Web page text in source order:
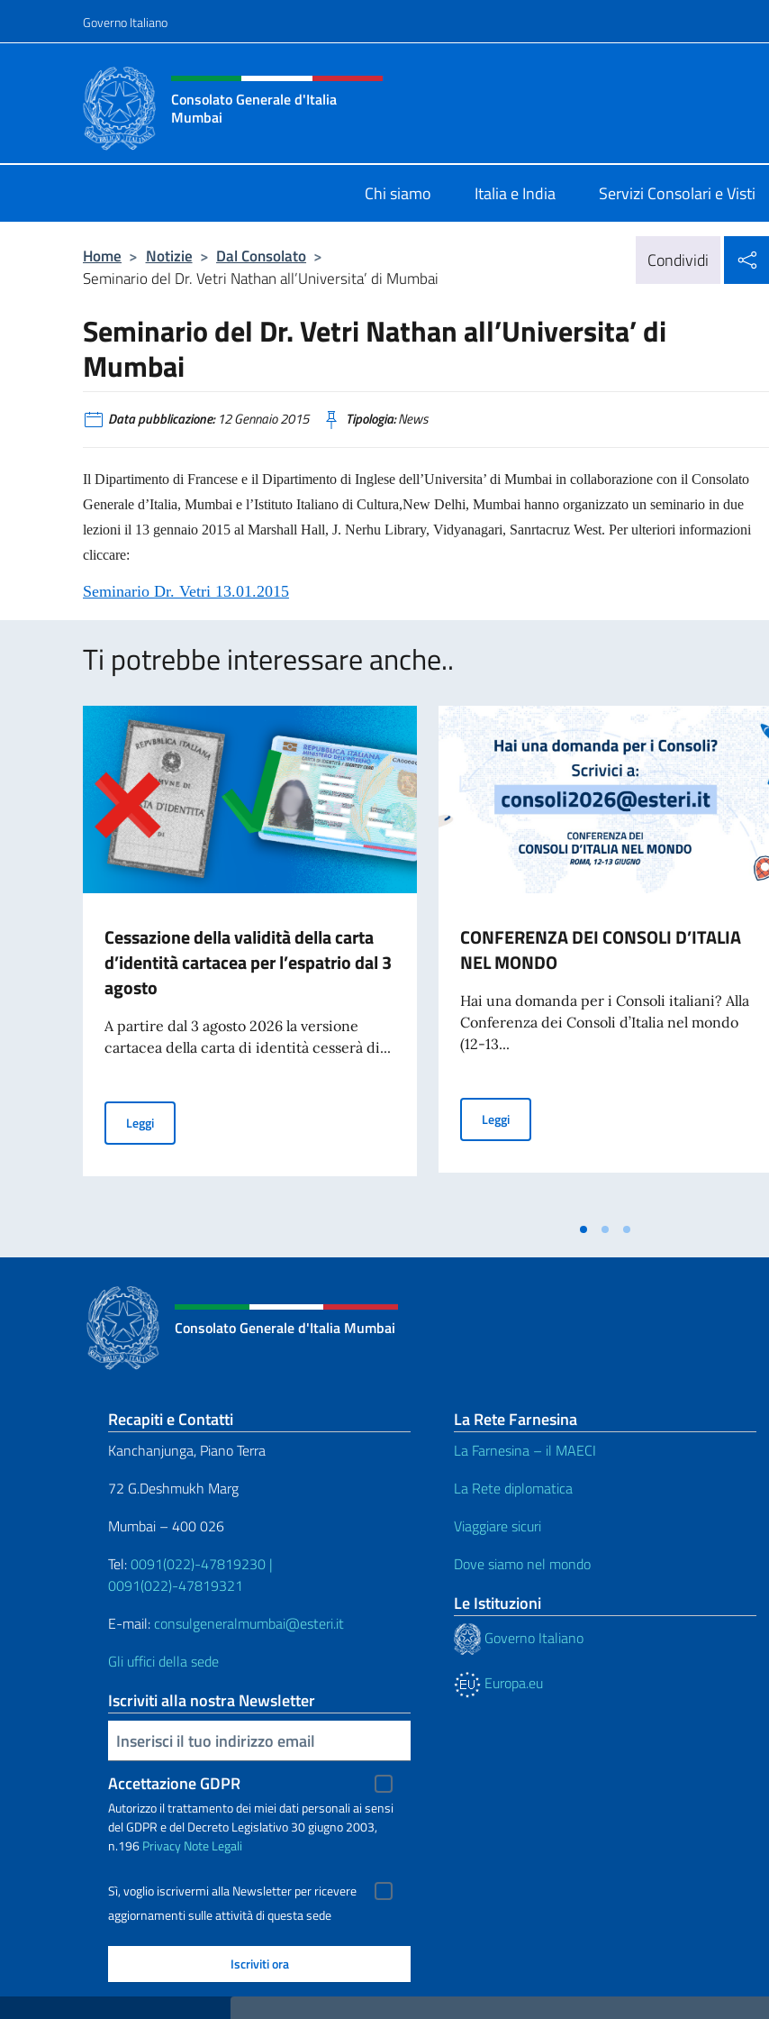
Governo Italiano
Intestazione sito, social e menù
Consolato Generale d'Italia
Mumbai
Chi siamo Italia e India Servizi Consolari e Visti
Home > Notizie > Dal Consolato >
Seminario del Dr. Vetri Nathan all’Universita’ di Mumbai
Condividi
Seminario del Dr. Vetri Nathan all’Universita’ di
Mumbai
Data pubblicazione:12 Gennaio 2015 Tipologia:News
Il Dipartimento di Francese e il Dipartimento di Inglese dell’Universita’ di Mumbai in collaborazione con il Consolato
Generale d’Italia, Mumbai e l’Istituto Italiano di Cultura,New Delhi, Mumbai hanno organizzato un seminario in due
lezioni il 13 gennaio 2015 al Marshall Hall, J. Nerhu Library, Vidyanagari, Sanrtacruz West. Per ulteriori informazioni
cliccare:
Seminario Dr. Vetri 13.01.2015
Ti potrebbe interessare anche..
Cessazione della validità della carta
d’identità cartacea per l’espatrio dal 3
agosto
A partire dal 3 agosto 2026 la versione
cartacea della carta di identità cesserà di...
LeggiCessazione della validità della carta d’identità cartacea per l’espatrio dal 3 agosto
CONFERENZA DEI CONSOLI D’ITALIA
NEL MONDO
Hai una domanda per i Consoli italiani? Alla
Conferenza dei Consoli d’Italia nel mondo
(12-13...
LeggiCONFERENZA DEI CONSOLI D’ITALIA NEL MONDO
Consolato Generale d'Italia Mumbai
Sezione footer
Recapiti e Contatti
Kanchanjunga, Piano Terra
72 G.Deshmukh Marg
Mumbai – 400 026
Tel:0091(022)-47819230 |
0091(022)-47819321
E-mail: consulgeneralmumbai@esteri.it
Gli uffici della sede
Iscriviti alla nostra Newsletter
Inserisci la tua email
Accettazione GDPR
Autorizzo il trattamento dei miei dati personali ai sensi
del GDPR e del Decreto Legislativo 30 giugno 2003,
n.196PrivacyNote Legali
Sì, voglio iscrivermi alla Newsletter per ricevere
aggiornamenti sulle attività di questa sede
La Rete Farnesina
La Farnesina – il MAECI
La Rete diplomatica
Viaggiare sicuri
Dove siamo nel mondo
Le Istituzioni
Governo Italiano
Europa.eu